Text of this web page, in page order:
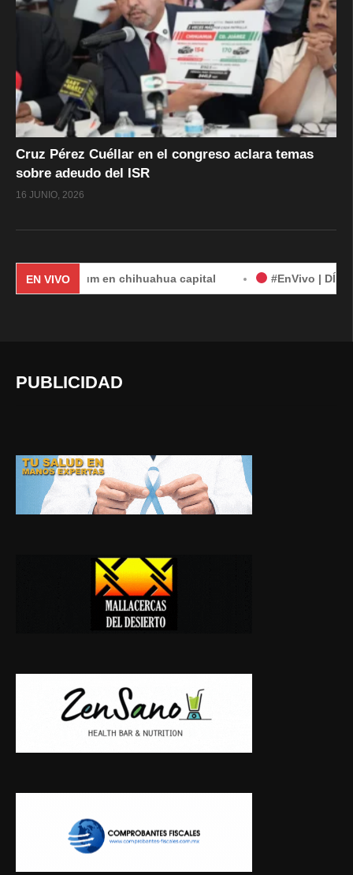
Cruz Pérez Cuéllar en el congreso aclara temas
sobre adeudo del ISR
16 JUNIO, 2026
EN VIVO
en chihuahua capital #EnVivo | DÍA 2:
PUBLICIDAD